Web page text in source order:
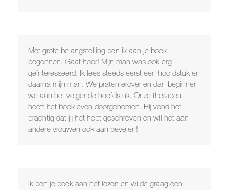
Met grote belangstelling ben ik aan je boek
begonnen. Gaaf hoor! Mijn man was ook erg
geïnteresseerd. Ik lees steeds eerst een hoofdstuk en
daarna mijn man. We praten erover en dan beginnen
we aan het volgende hoofdstuk. Onze therapeut
heeft het boek even doorgenomen. Hij vond het
prachtig dat jij het hebt geschreven en wil het aan
andere vrouwen ook aan bevelen!
Ik ben je boek aan het lezen en wilde graag een